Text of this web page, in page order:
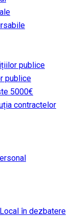
publice
publice
5000€
contractelor
în dezbatere